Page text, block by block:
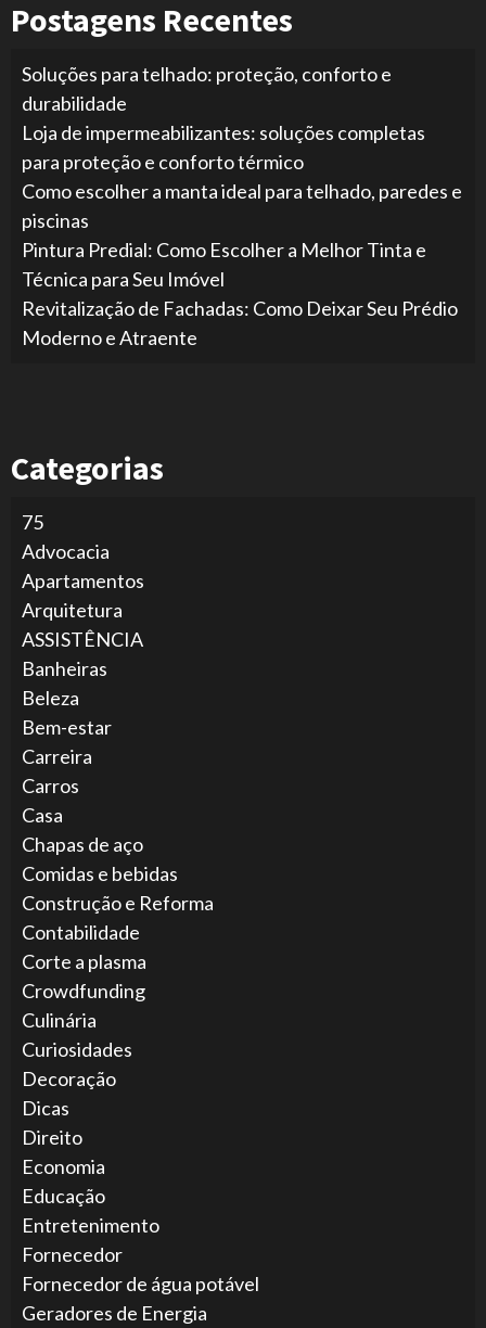
Postagens Recentes
Soluções para telhado: proteção, conforto e
durabilidade
Loja de impermeabilizantes: soluções completas
para proteção e conforto térmico
Como escolher a manta ideal para telhado, paredes e
piscinas
Pintura Predial: Como Escolher a Melhor Tinta e
Técnica para Seu Imóvel
Revitalização de Fachadas: Como Deixar Seu Prédio
Moderno e Atraente
Categorias
75
Advocacia
Apartamentos
Arquitetura
ASSISTÊNCIA
Banheiras
Beleza
Bem-estar
Carreira
Carros
Casa
Chapas de aço
Comidas e bebidas
Construção e Reforma
Contabilidade
Corte a plasma
Crowdfunding
Culinária
Curiosidades
Decoração
Dicas
Direito
Economia
Educação
Entretenimento
Fornecedor
Fornecedor de água potável
Geradores de Energia